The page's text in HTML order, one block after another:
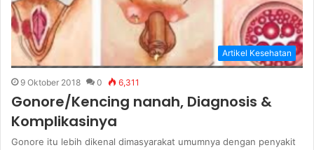
Artikel Kesehatan
9 Oktober 2018 0 6,311
Gonore/Kencing nanah, Diagnosis &
Komplikasinya
Gonore itu lebih dikenal dimasyarakat umumnya dengan penyakit